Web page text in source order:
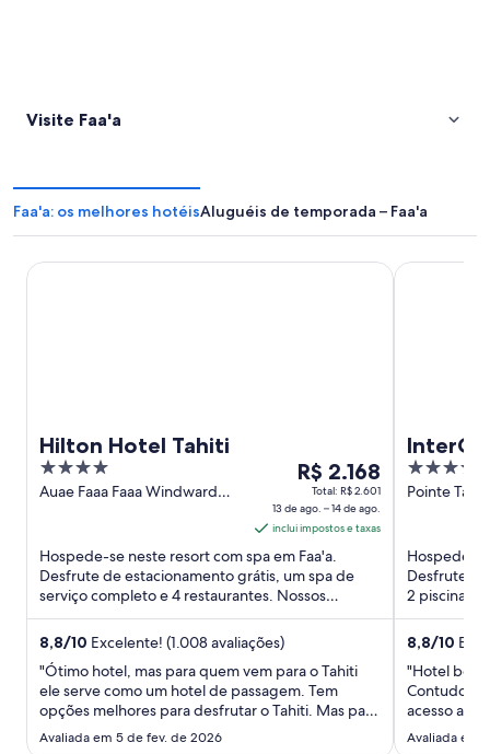
Visite Faa'a
Faa'a: os melhores hotéisAluguéis de temporada – Faa'a
Hilton Hotel Tahiti
4
out
Auae Faaa Faaa Windward
O
preço
é
de
R$ 2.168
por
diária
estadia
de
13
R$ 2.168
Total: R$ 2.601
13 de ago. – 14 de ago.
inclui impostos e taxas
Hospede-se neste resort com spa em Faa'a.
Desfrute de estacionamento grátis, um spa de
serviço completo e 4 restaurantes. Nossos
hóspedes elogiam a piscina e ...
8,8/10 Excelente! (1.008 avaliações)
"Ótimo hotel, mas para quem vem para o Tahiti
ele serve como um hotel de passagem. Tem
opções melhores para desfrutar o Tahiti. Mas para
quem quiser ficar por conta do voo é ótimo"
Avaliada em 5 de fev. de 2026
Hilton Hotel Tahiti
by IHG
4
out
Pointe Tata
Hospede-
Desfrute
2 piscinas
piscina e
8,8/10
"Hotel bem
Contudo, o
acesso
para quem
Avaliada em